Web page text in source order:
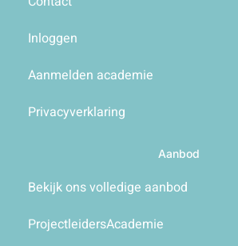
Inloggen
Aanmelden academie
Privacyverklaring
Aanbod
Bekijk ons volledige aanbod
ProjectleidersAcademie